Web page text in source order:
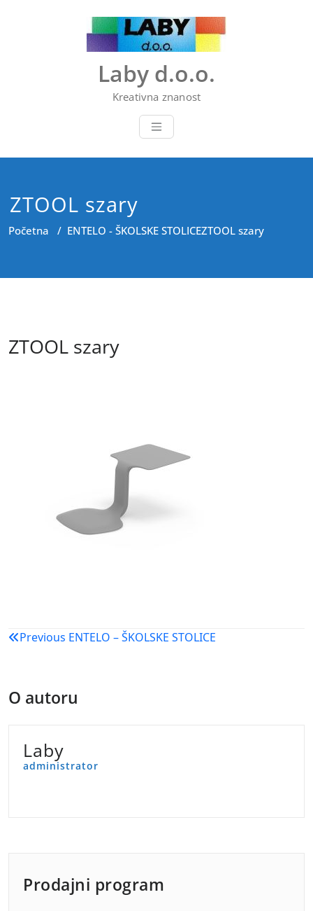
Laby d.o.o.
Kreativna znanost
ZTOOL szary
Početna / ENTELO - ŠKOLSKE STOLICEZTOOL szary
ZTOOL szary
Navigacija
Previous ENTELO – ŠKOLSKE STOLICE
O autoru
Laby
administrator
Prodajni program